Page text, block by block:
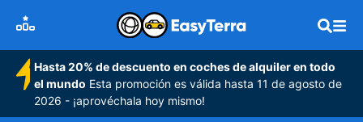
Hasta 20% de descuento en coches de alquiler en todo
el mundo Esta promoción es válida hasta 11 de agosto de
2026 - ¡aprovéchala hoy mismo!